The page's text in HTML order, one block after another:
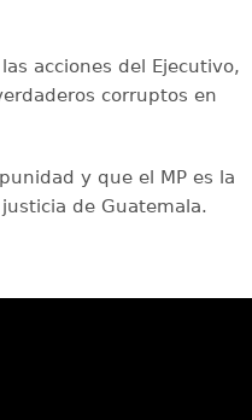
acciones del Ejecutivo,
corruptos en
y que el MP es la
de Guatemala.